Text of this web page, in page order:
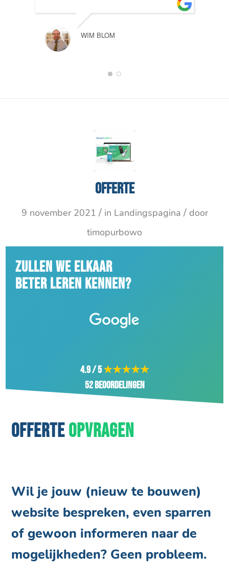
WIM BLOM
1 2
Offerte
9 november 2021 / in Landingspagina / door
timopurbowo
ZULLEN WE ELKAAR
BETER LEREN KENNEN?
4.9 / 5★★★★★
52 beoordelingen
OFFERTEOPVRAGEN
Wil je jouw (nieuw te bouwen)
website bespreken, even sparren
of gewoon informeren naar de
mogelijkheden? Geen probleem.